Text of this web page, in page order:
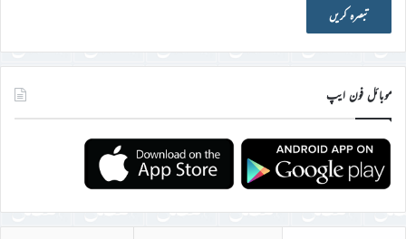
موبائل فون ایپ